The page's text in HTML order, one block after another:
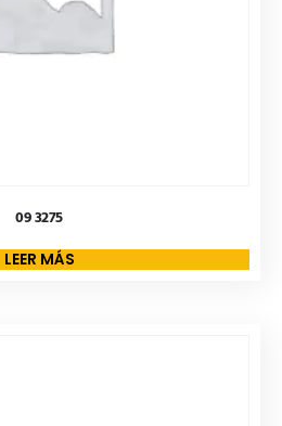
09 3275
LEER MÁS